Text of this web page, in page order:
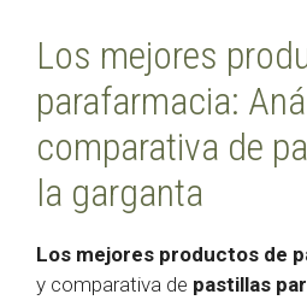
Los mejores
parafarmacia:
comparativa de
la garganta
Los mejores productos de
y comparativa de pastillas